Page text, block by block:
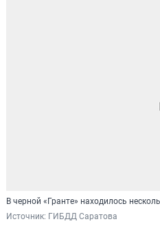
В черной «Гранте» находилось
Источник: ГИБДД Саратова